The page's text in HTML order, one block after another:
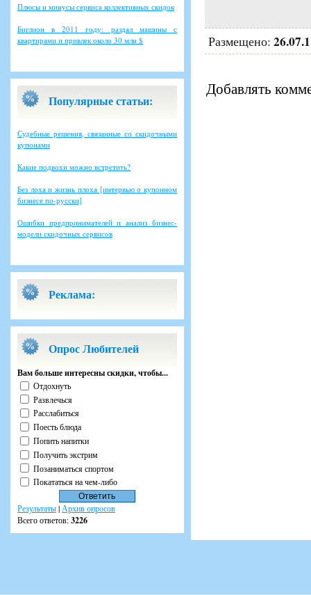
Плюсы и минусы сервиса коллективных скидок
Биглион в 2011 году: раздал машины с
квартирами и привлек около 30 млн $
Популярные статьи:
Судебные решения, связанные со скидочными
купонами
Какие подвохи можно встретить?
Без лоха и жизнь плоха [интервью о купонном
бизнесе по-русски]
Ошибки предпринимателей и анализ бизнес-
модели скидочных сервисов
Реклама:
Опрос Любителей
Вам больше интересны скидки, чтобы...
Отдохнуть
Развлечься
Расслабиться
Поесть блюда
Попить напитки
Получить экстрим
Позаниматься спортом
Покататься на чем-либо
Результаты| Архив опросов
Всего ответов:3226
Размещено:
Добавлять